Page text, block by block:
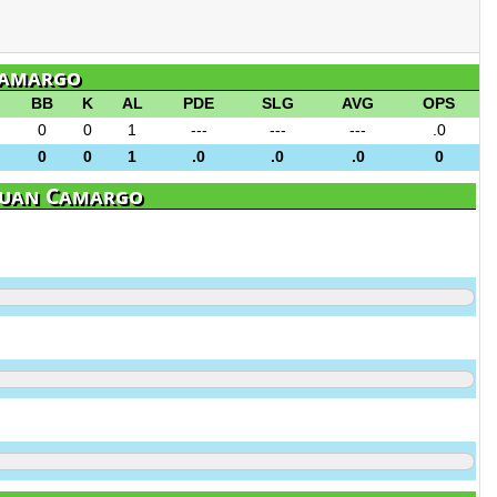
BB K AL PDE SLG AVG
OPS
0
0 1 --- --- ---
.0
0
0 1 .0 .0 .0 0
Camargo